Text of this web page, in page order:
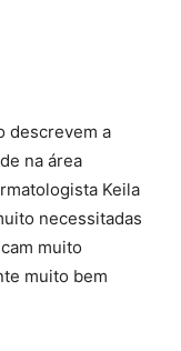
descrevem a
na área
Keila
necessitadas
muito
muito bem